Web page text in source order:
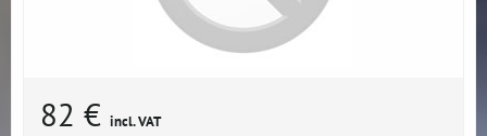
82 € incl. VAT